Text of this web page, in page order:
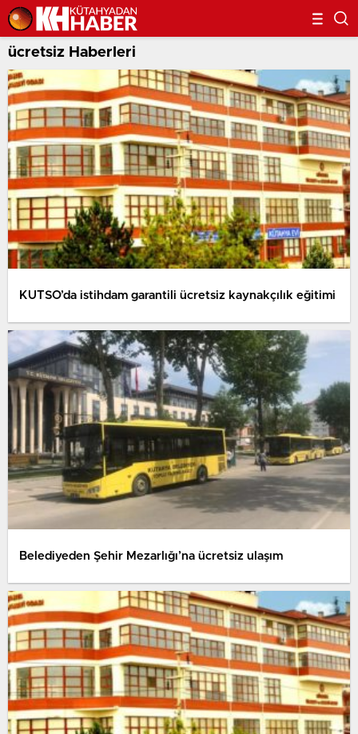
ücretsiz Haberleri
KUTSO’da istihdam garantili ücretsiz kaynakçılık eğitimi
Belediyeden Şehir Mezarlığı’na ücretsiz ulaşım